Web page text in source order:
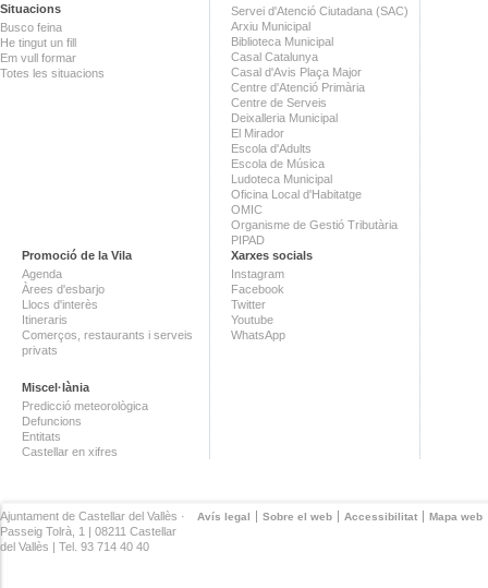
Situacions
Busco feina
He tingut un fill
Em vull formar
Totes les situacions
Servei d'Atenció Ciutadana (SAC)
Arxiu Municipal
Biblioteca Municipal
Casal Catalunya
Casal d'Avis Plaça Major
Centre d'Atenció Primària
Centre de Serveis
Deixalleria Municipal
El Mirador
Escola d'Adults
Escola de Música
Ludoteca Municipal
Oficina Local d'Habitatge
OMIC
Organisme de Gestió Tributària
PIPAD
Promoció de la Vila
Agenda
Àrees d'esbarjo
Llocs d'interès
Itineraris
Comerços, restaurants i serveis
privats
Miscel·lània
Predicció meteorològica
Defuncions
Entitats
Castellar en xifres
Xarxes socials
Instagram
Facebook
Twitter
Youtube
WhatsApp
Avís legal Sobre el web Accessibilitat Mapa web
Ajuntament de Castellar del Vallès ·
Passeig Tolrà, 1 | 08211 Castellar
del Vallès | Tel. 93 714 40 40